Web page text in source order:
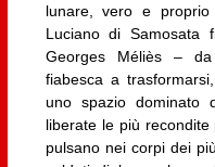
lunare, vero e proprio
Luciano di Samosata
Georges Méliès –
fiabesca a
uno spazio dominato
liberate le più
pulsano nei corpi dei